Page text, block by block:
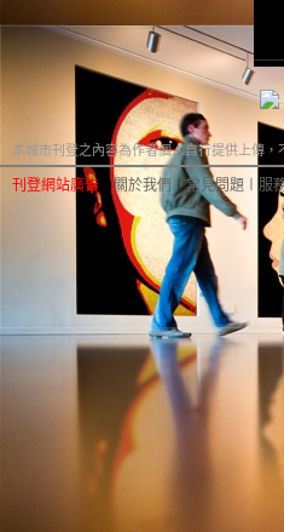
本城市刊登之內容為作者個人自行提供上傳，
刊登網站廣告 ︱關於我們 ︱常見問題 服